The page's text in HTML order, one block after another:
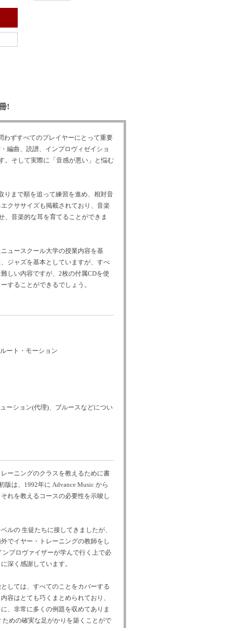
!
わずすべてのプレイヤーにとって重要
編曲、読譜、インプロヴィゼイショ
。そして実際に「音感が悪い」と悩む
りまで順を追って練習を進め、相対音
クササイズも掲載されており、音楽
、音楽的な耳を育てることができま
ュースクール大学の授業内容を基
ジャズを基本としていますが、すべ
しい内容ですが、2枚の付属CDを使
することができるでしょう。
ート・モーション
ーション(代理)、ブルースなどについ
ーニングのクラスを教えるために書
版は、1992年に Advance Music から
れを教えるコースの必要性を示唆し
ルの 生徒たちに接してきましたが、
でイヤー・トレーニングの教師をし
プロヴァイザーが学んで行く上で必
深く感謝しています。
しては、すべてのことをカバーする
容はとても巧くまとめられており、
、非常に多くの例題を収めてありま
めの確実な足がかりを築くことがで